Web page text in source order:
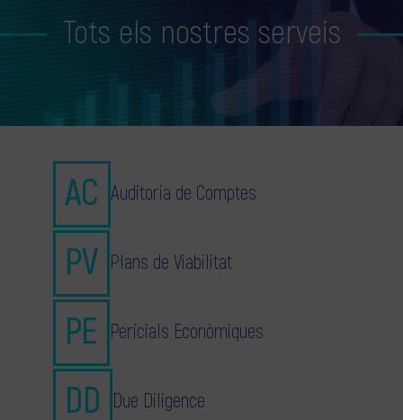
Tots els nostres serveis
Auditoria de Comptes
Plans de Viabilitat
Pericials Econòmiques
Due Diligence